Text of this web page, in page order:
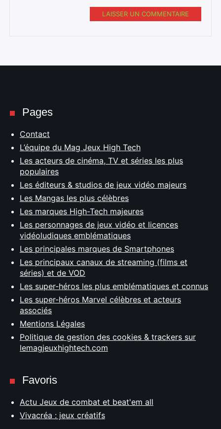
LAISSER UN COMMENTAIRE
Pages
Contact
L’équipe du Mag Jeux High Tech
Les acteurs de cinéma, TV et séries les plus
populaires
Les éditeurs & studios de jeux vidéo majeurs
Les Mangas les plus célèbres
Les marques High-Tech majeures
Les personnages de jeux vidéo et licences
vidéoludiques emblématiques
Les principales marques de Smartphones
Les principaux canaux de streaming (films et
séries) et de VOD
Les super-héros les plus emblématiques et connus
Les super-héros Marvel célèbres et acteurs
associés
Mentions Légales
Politique de gestion des cookies & trackers sur
lemagjeuxhightech.com
Favoris
Actu Jeux de combat et beat'em all
Vivacréa : jeux créatifs